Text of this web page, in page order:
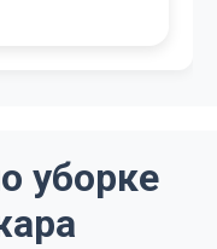
уборке